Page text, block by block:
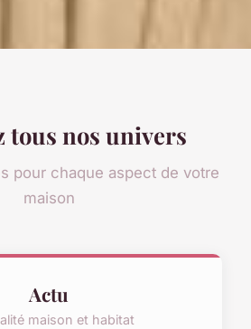
tous nos univers
pour chaque aspect de votre
maison
Actu
maison et habitat